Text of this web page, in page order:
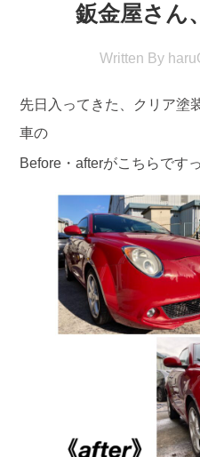
鈑金屋さん
Written Byharu
先日入ってきた、クリア塗
車の
Before・afterがこちらで